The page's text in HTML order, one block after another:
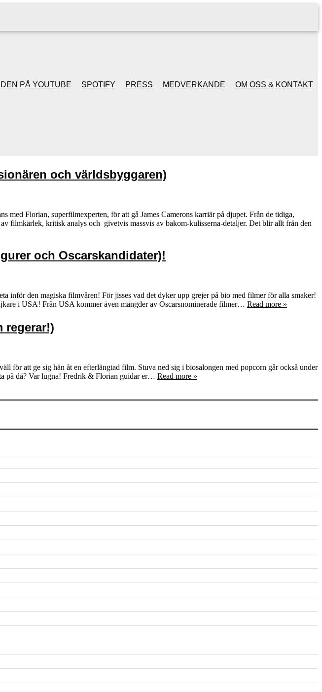
PÅ YOUTUBE
2013
SPOTIFY PRESS MEDVERKANDE OM OSS & KONTAKT
och världsbyggaren)
med Florian, superfilmexperten, för att gå James Camerons karriär på djupet. Från de tidiga,
filmkärlek, kritisk analys och givetvis massvis av bakom-kulisserna-detaljer. Det blir allt från den
och Oscarskandidater)!
inför den magiska filmvåren! För jisses vad det dyker upp grejer på bio med filmer för alla smaker!
i USA! Från USA kommer även mängder av Oscarsnominerade filmer… Read more »
regerar!)
för att ge sig hän åt en efterlängtad film. Stuva ned sig i biosalongen med popcorn går också under
på då? Var lugna! Fredrik & Florian guidar er… Read more »